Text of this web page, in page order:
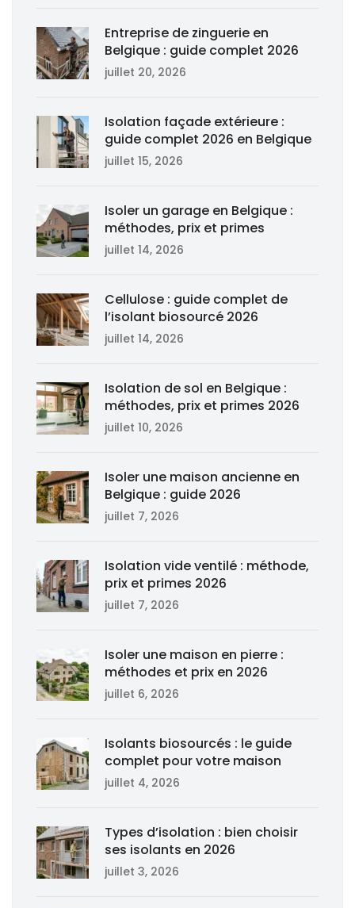
Entreprise de zinguerie en
Belgique : guide complet 2026
juillet 20, 2026
Isolation façade extérieure :
guide complet 2026 en Belgique
juillet 15, 2026
Isoler un garage en Belgique :
méthodes, prix et primes
juillet 14, 2026
Cellulose : guide complet de
l’isolant biosourcé 2026
juillet 14, 2026
Isolation de sol en Belgique :
méthodes, prix et primes 2026
juillet 10, 2026
Isoler une maison ancienne en
Belgique : guide 2026
juillet 7, 2026
Isolation vide ventilé : méthode,
prix et primes 2026
juillet 7, 2026
Isoler une maison en pierre :
méthodes et prix en 2026
juillet 6, 2026
Isolants biosourcés : le guide
complet pour votre maison
juillet 4, 2026
Types d’isolation : bien choisir
ses isolants en 2026
juillet 3, 2026